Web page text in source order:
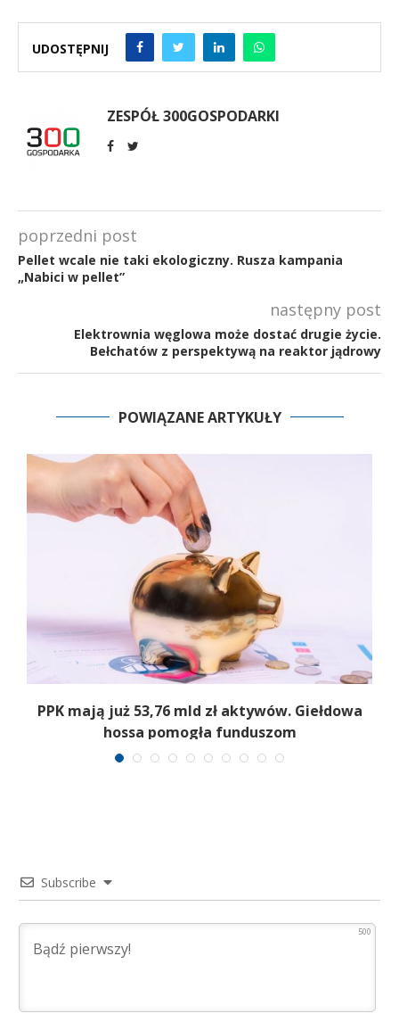
UDOSTĘPNIJ
ZESPÓŁ 300GOSPODARKI
poprzedni post
Pellet wcale nie taki ekologiczny. Rusza kampania
„Nabici w pellet”
następny post
Elektrownia węglowa może dostać drugie życie.
Bełchatów z perspektywą na reaktor jądrowy
POWIĄZANE ARTYKUŁY
PPK mają już 53,76 mld zł aktywów. Giełdowa
hossa pomogła funduszom
Subscribe
500